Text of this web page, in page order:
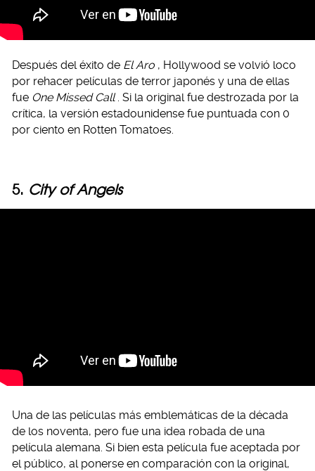
Después del éxito de El Aro , Hollywood se volvió loco
por rehacer películas de terror japonés y una de ellas
fue One Missed Call . Si la original fue destrozada por la
crítica, la versión estadounidense fue puntuada con 0
por ciento en Rotten Tomatoes.
5. City of Angels
Una de las películas más emblemáticas de la década
de los noventa, pero fue una idea robada de una
película alemana. Si bien esta película fue aceptada por
el público, al ponerse en comparación con la original,